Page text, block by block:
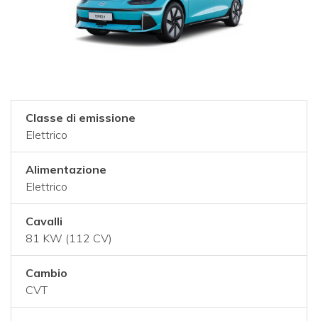
Classe di emissione
Elettrico
Alimentazione
Elettrico
Cavalli
81 KW (112 CV)
Cambio
CVT